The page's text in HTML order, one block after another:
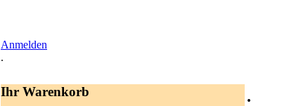
Anmelden
.
Ihr Warenkorb .